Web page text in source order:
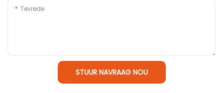
Tevrede
STUUR NAVRAAG NOU